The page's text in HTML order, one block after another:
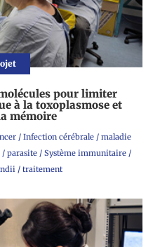
pour limiter
à la toxoplasmose et
mémoire
/ Infection cérébrale/ maladie
/ parasite/ Système immunitaire/
/ traitement